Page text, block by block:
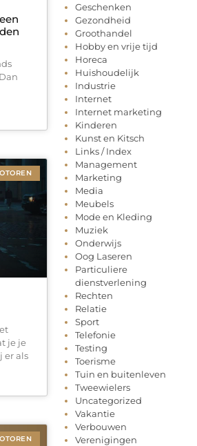
je je
er als
Geschenken
Gezondheid
Groothandel
Hobby en vrije tijd
Horeca
Huishoudelijk
Industrie
Internet
Internet marketing
Kinderen
Kunst en Kitsch
Links / Index
Management
Marketing
Media
Meubels
Mode en Kleding
Muziek
Onderwijs
Oog Laseren
Particuliere
dienstverlening
Rechten
Relatie
Sport
Telefonie
Testing
Toerisme
Tuin en buitenleven
Tweewielers
Uncategorized
Vakantie
Verbouwen
Verenigingen